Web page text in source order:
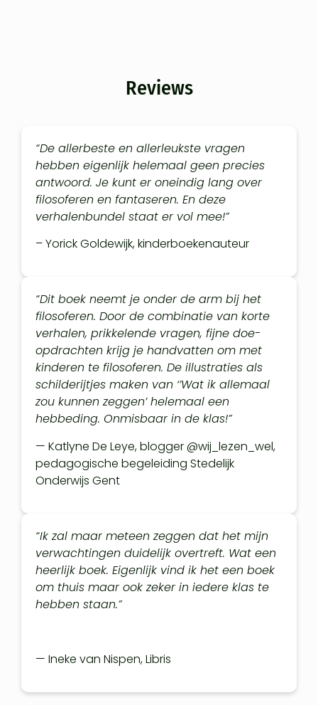
Reviews
“De allerbeste en allerleukste vragen
hebben eigenlijk helemaal geen precies
antwoord. Je kunt er oneindig lang over
filosoferen en fantaseren. En deze
verhalenbundel staat er vol mee!”
– Yorick Goldewijk, kinderboekenauteur
“Dit boek neemt je onder de arm bij het
filosoferen. Door de combinatie van korte
verhalen, prikkelende vragen, fijne doe-
opdrachten krijg je handvatten om met
kinderen te filosoferen. De illustraties als
schilderijtjes maken van ‘’Wat ik allemaal
zou kunnen zeggen’ helemaal een
hebbeding. Onmisbaar in de klas!”
— Katlyne De Leye, blogger @wij_lezen_wel,
pedagogische begeleiding Stedelijk
Onderwijs Gent
“Ik zal maar meteen zeggen dat het mijn
verwachtingen duidelijk overtreft. Wat een
heerlijk boek. Eigenlijk vind ik het een boek
om thuis maar ook zeker in iedere klas te
hebben staan.”
— Ineke van Nispen, Libris